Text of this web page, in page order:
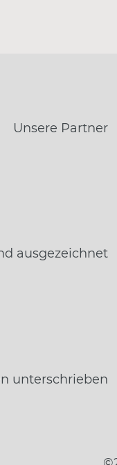
Unsere Partner
ausgezeichnet
unterschrieben